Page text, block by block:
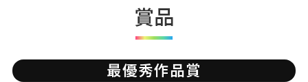
賞品
最優秀作品賞